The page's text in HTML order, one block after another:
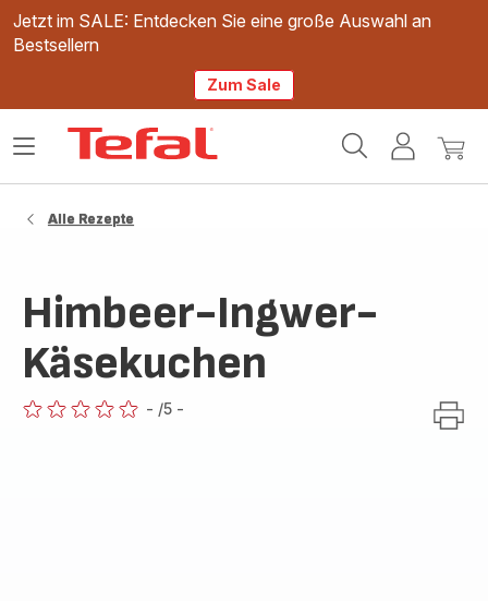
Jetzt im SALE: Entdecken Sie eine große Auswahl an
Bestsellern
Zum Sale
Mein
Mein
Das
Alle Rezepte
Himbeer-Ingwer-
Käsekuchen
- /5 -